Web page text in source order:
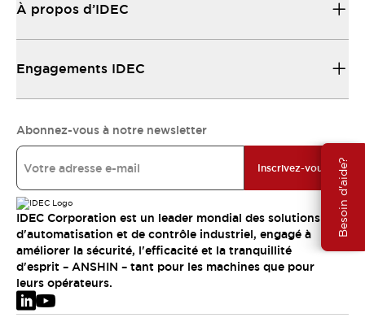
Besoin d'aide?
À propos d’IDEC
Engagements IDEC
Abonnez-vous à notre newsletter
Inscrivez-vous
IDEC Corporation est un leader mondial des solutions
d'automatisation et de contrôle industriel, engagé à
améliorer la sécurité, l'efficacité et la tranquillité
d'esprit – ANSHIN – tant pour les machines que pour
leurs opérateurs.